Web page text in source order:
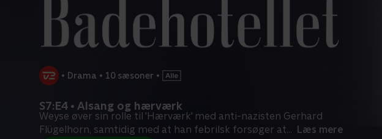
• Drama • 10 sæsoner •
S7:E4 • Alsang og hærværk
Weyse øver sin rolle til 'Hærværk' med anti-nazisten Gerhard
Flügelhorn, samtidig med at han febrilsk forsøger at... Læs mere